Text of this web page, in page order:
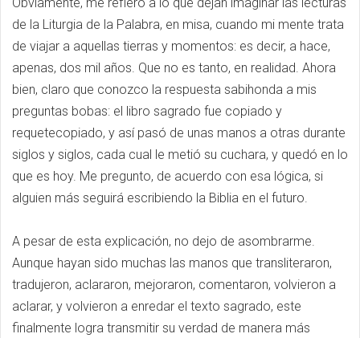
de la Liturgia de la Palabra, en misa, cuando mi mente trata
de viajar a aquellas tierras y momentos: es decir, a hace,
apenas, dos mil años. Que no es tanto, en realidad. Ahora
bien, claro que conozco la respuesta sabihonda a mis
preguntas bobas: el libro sagrado fue copiado y
requetecopiado, y así pasó de unas manos a otras durante
siglos y siglos, cada cual le metió su cuchara, y quedó en lo
que es hoy. Me pregunto, de acuerdo con esa lógica, si
alguien más seguirá escribiendo la Biblia en el futuro.
A pesar de esta explicación, no dejo de asombrarme.
Aunque hayan sido muchas las manos que transliteraron,
tradujeron, aclararon, mejoraron, comentaron, volvieron a
aclarar, y volvieron a enredar el texto sagrado, este
finalmente logra transmitir su verdad de manera más